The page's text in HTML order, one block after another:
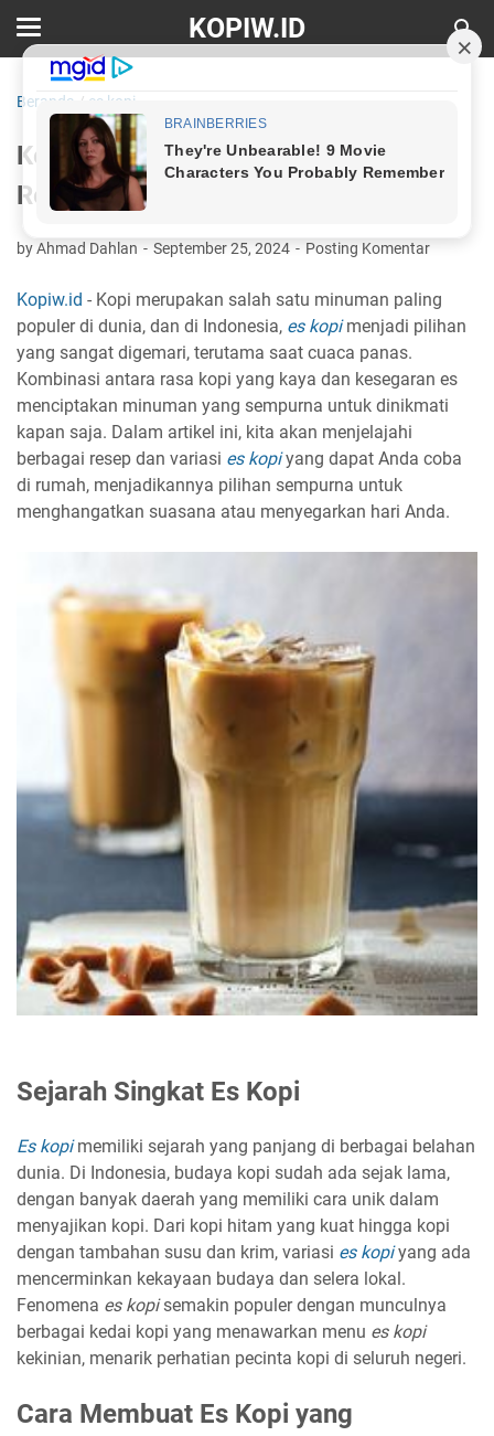
KOPIW.ID
Beranda / es kopi
Kelezatan Es Kopi: Rekomendasi
Resep dan Variasi Menyegarkan
by Ahmad Dahlan September 25, 2024 Posting Komentar
Kopiw.id - Kopi merupakan salah satu minuman paling
populer di dunia, dan di Indonesia, es kopimenjadi pilihan
yang sangat digemari, terutama saat cuaca panas.
Kombinasi antara rasa kopi yang kaya dan kesegaran es
menciptakan minuman yang sempurna untuk dinikmati
kapan saja. Dalam artikel ini, kita akan menjelajahi
berbagai resep dan variasi es kopiyang dapat Anda coba
di rumah, menjadikannya pilihan sempurna untuk
menghangatkan suasana atau menyegarkan hari Anda.
Sejarah Singkat Es Kopi
Es kopimemiliki sejarah yang panjang di berbagai belahan
dunia. Di Indonesia, budaya kopi sudah ada sejak lama,
dengan banyak daerah yang memiliki cara unik dalam
menyajikan kopi. Dari kopi hitam yang kuat hingga kopi
dengan tambahan susu dan krim, variasi es kopiyang ada
mencerminkan kekayaan budaya dan selera lokal.
Fenomena es kopisemakin populer dengan munculnya
berbagai kedai kopi yang menawarkan menu es kopi
kekinian, menarik perhatian pecinta kopi di seluruh negeri.
Cara Membuat Es Kopi yang